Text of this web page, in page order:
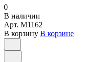
0
В наличии
Арт. M1162
В корзину В корзине